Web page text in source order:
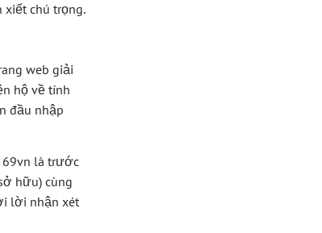
xiết chú trọng.
web giải
hộ về tính
đầu nhập
69vn là trước
hữu) cùng
lời nhận xét